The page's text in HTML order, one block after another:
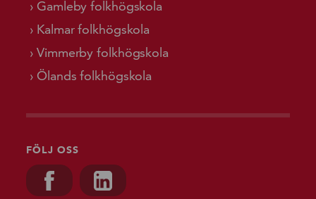
Gamleby folkhögskola
Kalmar folkhögskola
Vimmerby folkhögskola
Ölands folkhögskola
FÖLJ OSS
Besök oss på, Facebook
Besök oss på, Linkedin